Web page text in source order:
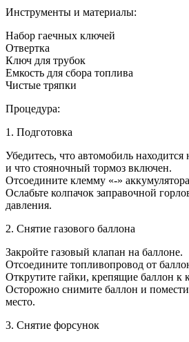
Инструменты и материалы:
Набор гаечных ключей
Отвертка
Ключ для трубок
Емкость для сбора топлива
Чистые тряпки
Процедура:
1. Подготовка
Убедитесь, что автомобиль
и что стояночный тормоз включен.
Отсоедините клемму «-»
Ослабьте колпачок заправочной
давления.
2. Снятие газового баллона
Закройте газовый клапан на баллоне.
Отсоедините топливопровод от
Открутите гайки, крепящие баллон к
Осторожно снимите баллон и
место.
3. Снятие форсунок